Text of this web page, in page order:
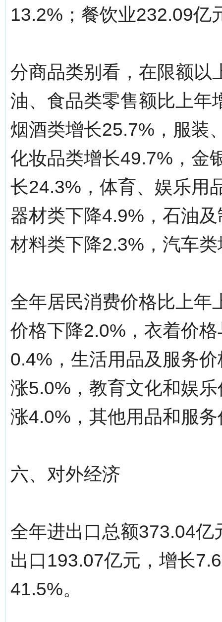
13.2%；餐饮业232.09亿
分商品类别看，在限额以
油、食品类零售额比上年
烟酒类增长25.7%，服装
化妆品类增长49.7%，金
长24.3%，体育、娱乐用
器材类下降4.9%，石油
材料类下降2.3%，汽车
全年居民消费价格比上年
价格下降2.0%，衣着价
0.4%，生活用品及服务
涨5.0%，教育文化和娱
涨4.0%，其他用品和服
六、对外经济
全年进出口总额373.04
出口193.07亿元，增长
41.5%。